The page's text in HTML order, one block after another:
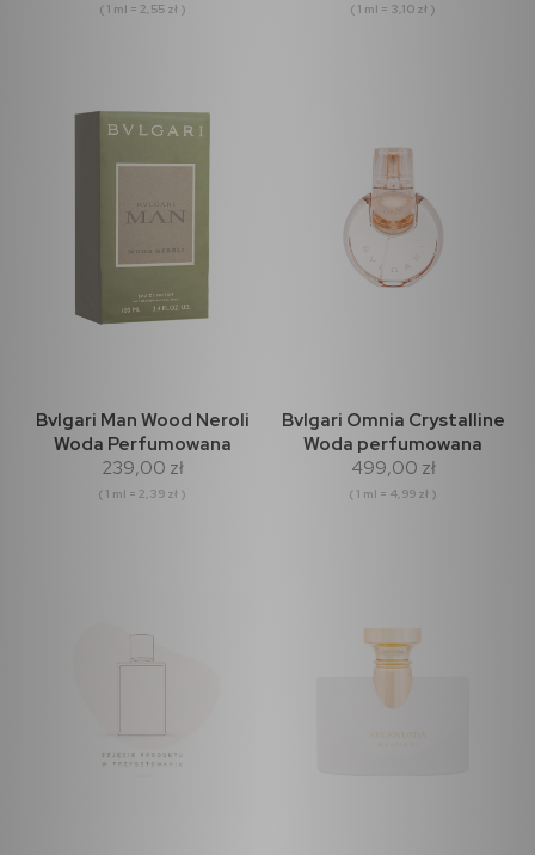
( 1 ml = 2,55 zł ) ( 1 ml = 3,10 zł )
Bvlgari Man Wood Neroli
Woda Perfumowana
100ml
239,00 zł
( 1 ml = 2,39 zł )
Bvlgari Omnia Crystalline
Woda perfumowana
100ml
499,00 zł
( 1 ml = 4,99 zł )